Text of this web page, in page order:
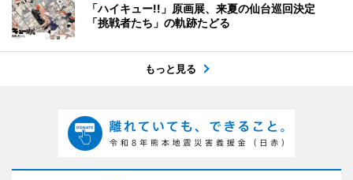
「ハイキュー!!」原画展、来夏の仙台巡回決定
「挑戦者たち」の軌跡たどる
もっと見る